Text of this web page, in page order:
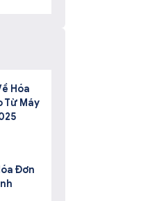
Hóa
Từ Máy
Đơn